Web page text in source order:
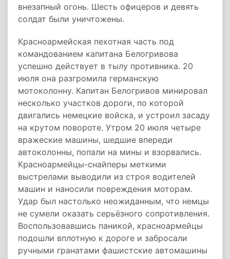
внезапный огонь. Шесть офицеров и девять
солдат были уничтожены.
Красноармейская пехотная часть под
командованием капитана Белогривова
успешно действует в тылу противника. 20
июля она разгромила германскую
мотоколонну. Капитан Белогривов минировал
несколько участков дороги, по которой
двигались немецкие войска, и устроил засаду
на крутом повороте. Утром 20 июля четыре
вражеские машины, шедшие впереди
автоколонны, попали на мины и взорвались.
Красноармейцы-снайперы меткими
выстрелами выводили из строя водителей
машин и наносили повреждения моторам.
Удар был настолько неожиданным, что немцы
не сумели оказать серьёзного сопротивления.
Воспользовавшись паникой, красноармейцы
подошли вплотную к дороге и забросали
ручными гранатами фашистские автомашины